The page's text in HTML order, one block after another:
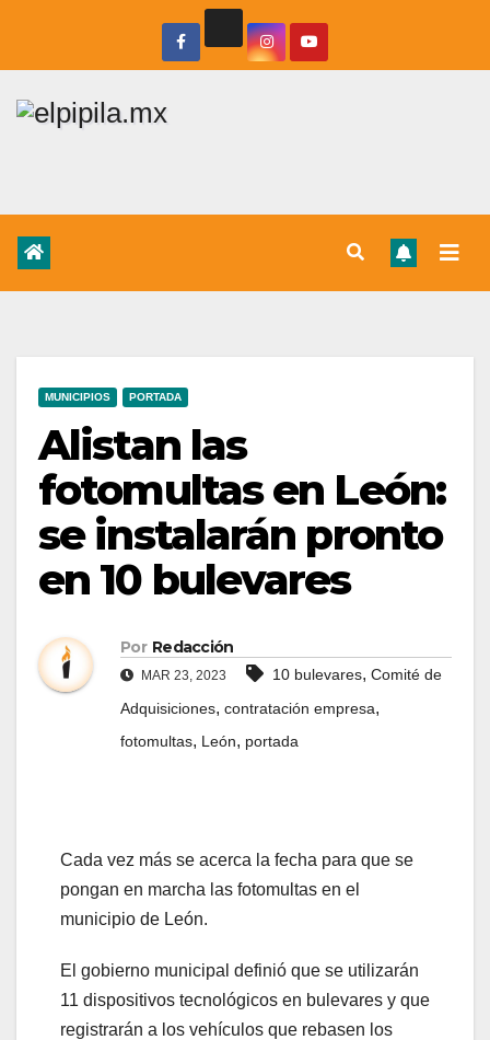
MUNICIPIOS PORTADA
Alistan las
fotomultas en León:
se instalarán pronto
en 10 bulevares
Por Redacción
MAR 23, 2023 10 bulevares, Comité de
Adquisiciones, contratación empresa,
fotomultas, León, portada
Cada vez más se acerca la fecha para que se
pongan en marcha las fotomultas en el
municipio de León.
El gobierno municipal definió que se utilizarán
11 dispositivos tecnológicos en bulevares y que
registrarán a los vehículos que rebasen los